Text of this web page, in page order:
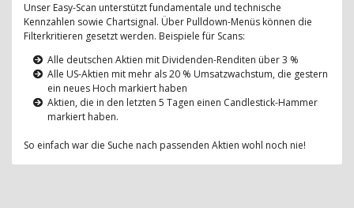
Unser Easy-Scan unterstützt fundamentale und technische
Kennzahlen sowie Chartsignal. Über Pulldown-Menüs können die
Filterkritieren gesetzt werden. Beispiele für Scans:
Alle deutschen Aktien mit Dividenden-Renditen über 3 %
Alle US-Aktien mit mehr als 20 % Umsatzwachstum, die gestern
ein neues Hoch markiert haben
Aktien, die in den letzten 5 Tagen einen Candlestick-Hammer
markiert haben.
So einfach war die Suche nach passenden Aktien wohl noch nie!